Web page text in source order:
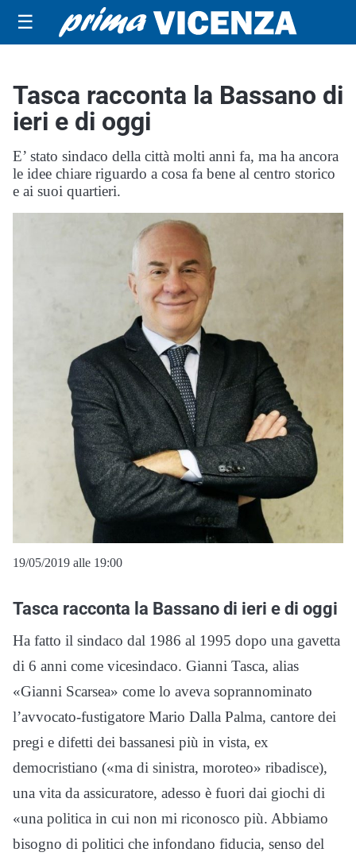
☰
Tasca racconta la Bassano di
ieri e di oggi
E’ stato sindaco della città molti anni fa, ma ha ancora
le idee chiare riguardo a cosa fa bene al centro storico
e ai suoi quartieri.
19/05/2019 alle 19:00
Tasca racconta la Bassano di ieri e di oggi
Ha fatto il sindaco dal 1986 al 1995 dopo una gavetta
di 6 anni come vicesindaco. Gianni Tasca, alias
«Gianni Scarsea» come lo aveva soprannominato
l’avvocato-fustigatore Mario Dalla Palma, cantore dei
pregi e difetti dei bassanesi più in vista, ex
democristiano («ma di sinistra, moroteo» ribadisce),
una vita da assicuratore, adesso è fuori dai giochi di
«una politica in cui non mi riconosco più. Abbiamo
bisogno di politici che infondano fiducia, senso del